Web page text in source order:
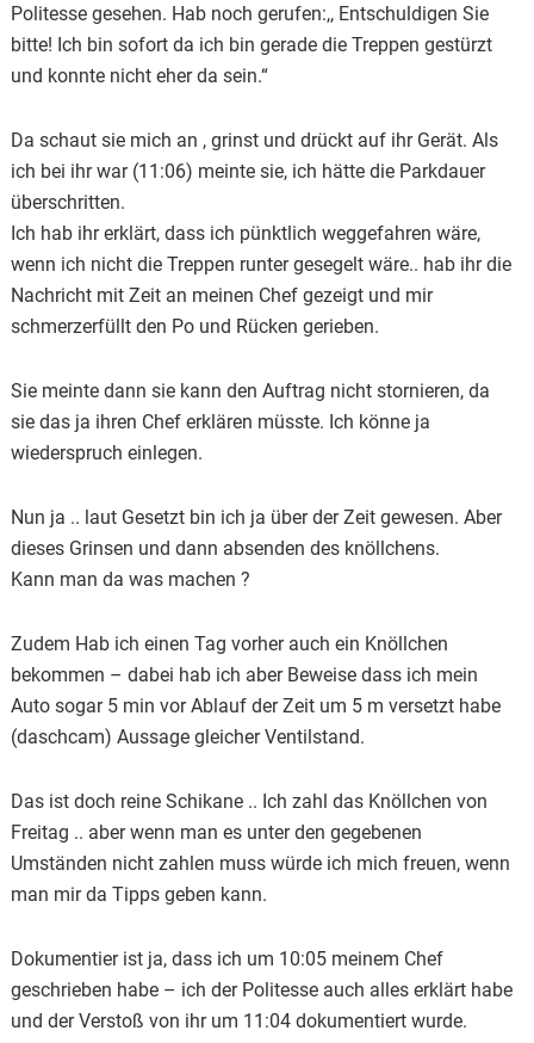
Politesse gesehen. Hab noch gerufen:,, Entschuldigen Sie
bitte! Ich bin sofort da ich bin gerade die Treppen gestürzt
und konnte nicht eher da sein.“
Da schaut sie mich an , grinst und drückt auf ihr Gerät. Als
ich bei ihr war (11:06) meinte sie, ich hätte die Parkdauer
überschritten.
Ich hab ihr erklärt, dass ich pünktlich weggefahren wäre,
wenn ich nicht die Treppen runter gesegelt wäre.. hab ihr die
Nachricht mit Zeit an meinen Chef gezeigt und mir
schmerzerfüllt den Po und Rücken gerieben.
Sie meinte dann sie kann den Auftrag nicht stornieren, da
sie das ja ihren Chef erklären müsste. Ich könne ja
wiederspruch einlegen.
Nun ja .. laut Gesetzt bin ich ja über der Zeit gewesen. Aber
dieses Grinsen und dann absenden des knöllchens.
Kann man da was machen ?
Zudem Hab ich einen Tag vorher auch ein Knöllchen
bekommen – dabei hab ich aber Beweise dass ich mein
Auto sogar 5 min vor Ablauf der Zeit um 5 m versetzt habe
(daschcam) Aussage gleicher Ventilstand.
Das ist doch reine Schikane .. Ich zahl das Knöllchen von
Freitag .. aber wenn man es unter den gegebenen
Umständen nicht zahlen muss würde ich mich freuen, wenn
man mir da Tipps geben kann.
Dokumentier ist ja, dass ich um 10:05 meinem Chef
geschrieben habe – ich der Politesse auch alles erklärt habe
und der Verstoß von ihr um 11:04 dokumentiert wurde.